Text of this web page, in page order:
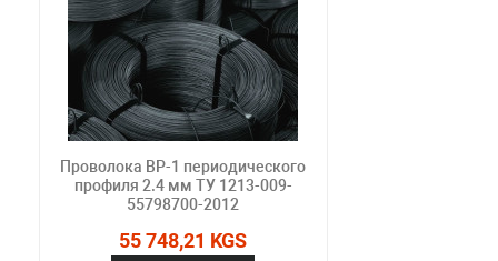
Проволока ВР-1 периодического
профиля 2.4 мм ТУ 1213-009-
55798700-2012
55 748,21 KGS